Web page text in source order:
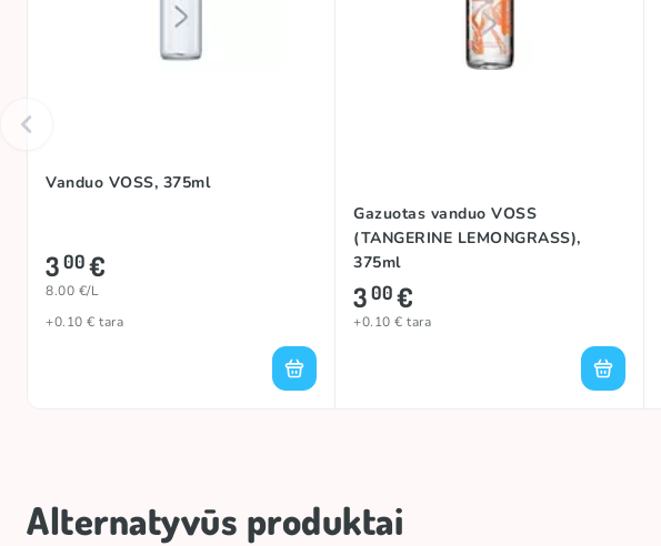
Vanduo VOSS, 375ml
300€
8.00 €/L
+0.10 € tara
Gazuotas vanduo VOSS
(TANGERINE LEMONGRASS),
375ml
300€
+0.10 € tara
Alternatyvūs produktai